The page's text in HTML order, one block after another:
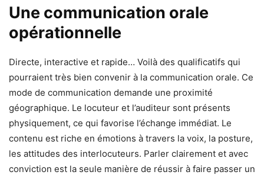
Une communication orale
opérationnelle
Directe, interactive et rapide… Voilà des qualificatifs qui
pourraient très bien convenir à la communication orale. Ce
mode de communication demande une proximité
géographique. Le locuteur et l’auditeur sont présents
physiquement, ce qui favorise l’échange immédiat. Le
contenu est riche en émotions à travers la voix, la posture,
les attitudes des interlocuteurs. Parler clairement et avec
conviction est la seule manière de réussir à faire passer un